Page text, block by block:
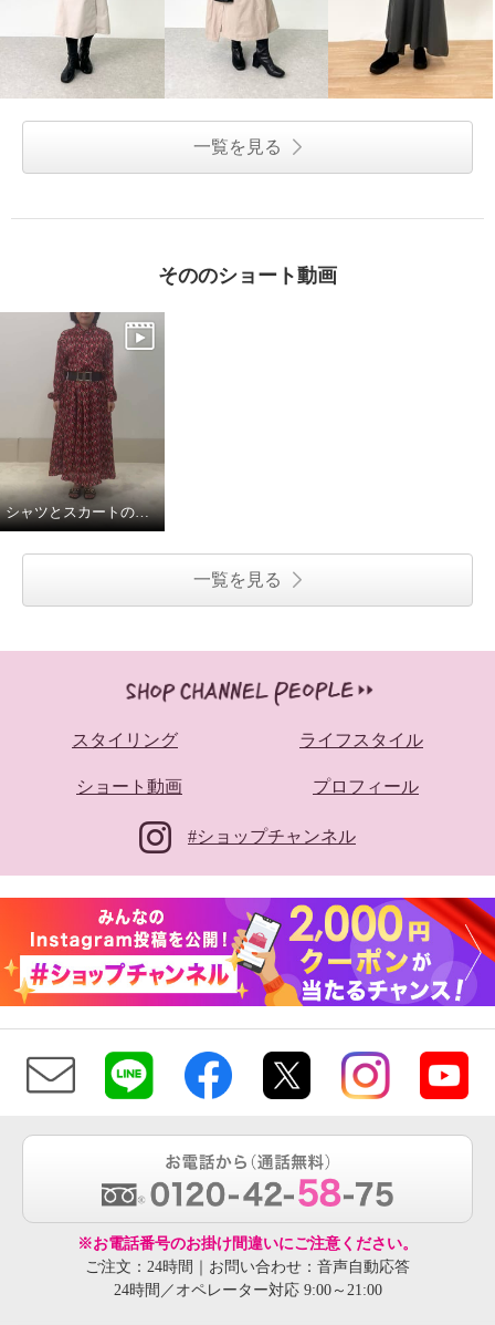
一覧を見る
そののショート動画
シャツとスカートの組み合わせでワンピースに。
一覧を見る
スタイリング ライフスタイル
ショート動画 プロフィール
#ショップチャンネル
※お電話番号のお掛け間違いにご注意ください。
ご注文：24時間｜お問い合わせ：音声自動応答
24時間／オペレーター対応 9:00～21:00